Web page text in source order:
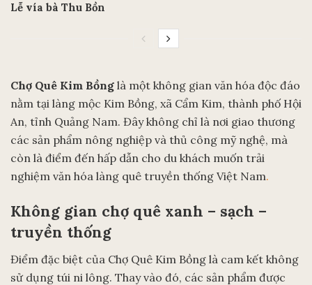
Lễ vía bà Thu Bồn
Chợ Quê Kim Bồng là một không gian văn hóa độc đáo
nằm tại làng mộc Kim Bồng, xã Cẩm Kim, thành phố Hội
An, tỉnh Quảng Nam. Đây không chỉ là nơi giao thương
các sản phẩm nông nghiệp và thủ công mỹ nghệ, mà
còn là điểm đến hấp dẫn cho du khách muốn trải
nghiệm văn hóa làng quê truyền thống Việt Nam.
Không gian chợ quê xanh – sạch –
truyền thống
Điểm đặc biệt của Chợ Quê Kim Bồng là cam kết không
sử dụng túi ni lông. Thay vào đó, các sản phẩm được